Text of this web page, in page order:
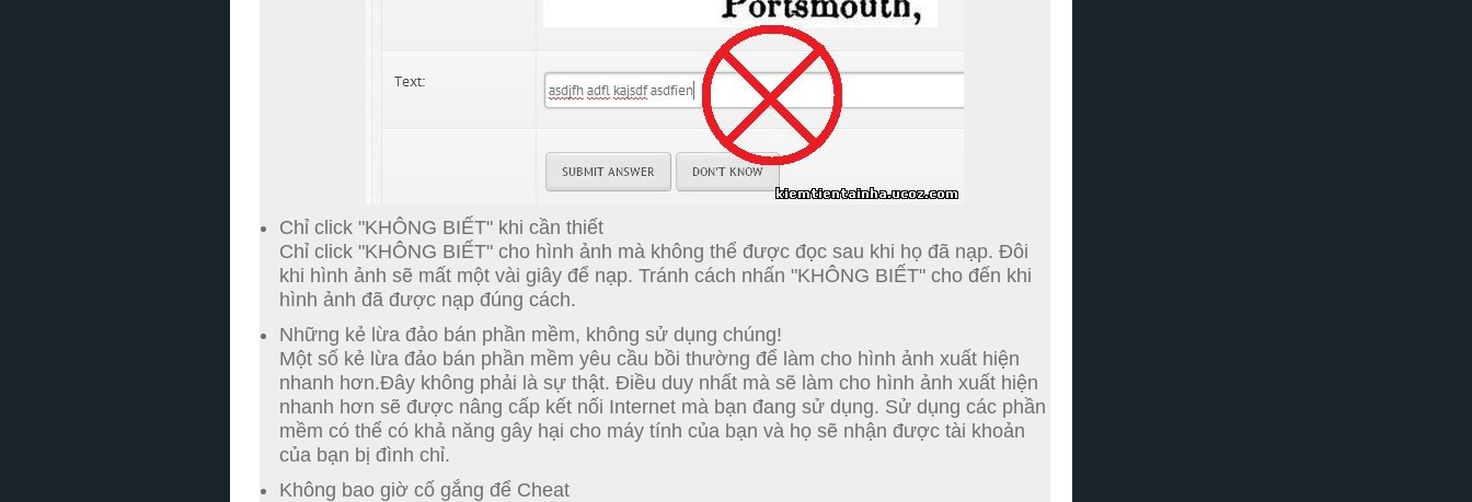
Chỉ click "KHÔNG BIẾT" khi cần thiết
Chỉ click "KHÔNG BIẾT" cho hình ảnh mà không thể được đọc sau khi họ đã nạp. Đôi
khi hình ảnh sẽ mất một vài giây để nạp. Tránh cách nhấn "KHÔNG BIẾT" cho đến khi
hình ảnh đã được nạp đúng cách.
Những kẻ lừa đảo bán phần mềm, không sử dụng chúng!
Một số kẻ lừa đảo bán phần mềm yêu cầu bồi thường để làm cho hình ảnh xuất hiện
nhanh hơn.Đây không phải là sự thật. Điều duy nhất mà sẽ làm cho hình ảnh xuất hiện
nhanh hơn sẽ được nâng cấp kết nối Internet mà bạn đang sử dụng. Sử dụng các phần
mềm có thể có khả năng gây hại cho máy tính của bạn và họ sẽ nhận được tài khoản
của bạn bị đình chỉ.
Không bao giờ cố gắng để Cheat